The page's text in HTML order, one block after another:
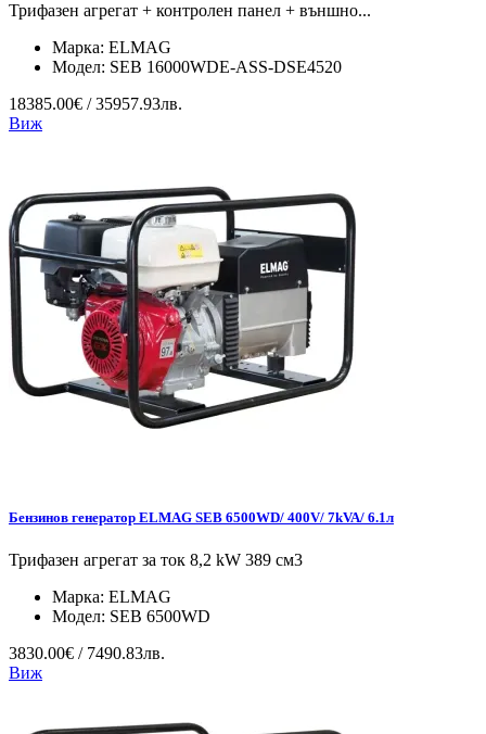
Трифазен агрегат + контролен панел + външно...
Марка: ELMAG
Модел: SEB 16000WDE-ASS-DSE4520
18385.00€ / 35957.93лв.
Виж
Бензинов генератор ELMAG SEB 6500WD/ 400V/ 7kVA/ 6.1л
Трифазен агрегат за ток 8,2 kW 389 см3
Марка: ELMAG
Модел: SEB 6500WD
3830.00€ / 7490.83лв.
Виж